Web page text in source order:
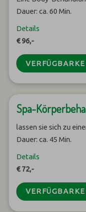
Dauer: ca. 60 Min.
Details
€ 96,-
Spa-
lassen sie sich zu
Dauer: ca. 45 Min.
Details
€ 72,-